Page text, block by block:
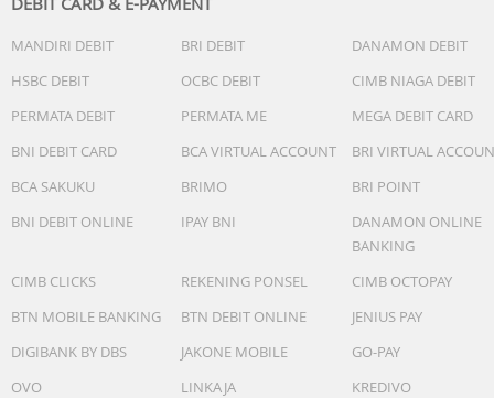
MANDIRI DEBIT BRI DEBIT
DANAMON DEBIT
HSBC DEBIT
OCBC DEBIT
CIMB NIAGA DEBIT
PERMATA DEBIT
PERMATA ME
MEGA DEBIT CARD
BNI DEBIT CARD
BCA VIRTUAL ACCOUNT
BRI VIRTUAL
BCA SAKUKU
BRIMO
BRI POINT
BNI DEBIT ONLINE
IPAY BNI
DANAMON ONLINE
BANKING
CIMB CLICKS
REKENING PONSEL
CIMB OCTOPAY
BTN MOBILE BANKING
BTN DEBIT ONLINE
JENIUS PAY
DIGIBANK BY DBS
JAKONE MOBILE
GO-PAY
OVO
LINKAJA
KREDIVO